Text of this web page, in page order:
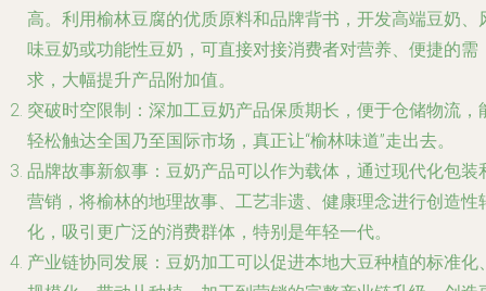
高。利用榆林豆腐的优质原料和品牌背书，开发高端豆奶、
味豆奶或功能性豆奶，可直接对接消费者对营养、便捷的需
求，大幅提升产品附加值。
突破时空限制 ：深加工豆奶产品保质期长，便于仓储物流，
轻松触达全国乃至国际市场，真正让“榆林味道”走出去。
品牌故事新叙事 ：豆奶产品可以作为载体，通过现代化包装
营销，将榆林的地理故事、工艺非遗、健康理念进行创造性
化，吸引更广泛的消费群体，特别是年轻一代。
产业链协同发展 ：豆奶加工可以促进本地大豆种植的标准化